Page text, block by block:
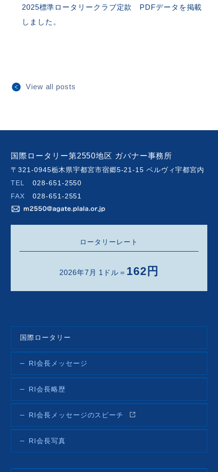
2025標準ロータリークラブ定款 PDFデータを掲載
しました。
View all posts
国際ロータリー第2550地区 ガバナー事務所
〒321-0945栃木県宇都宮市宿郷5-21-15 ベルヴィ宇都宮内
TEL
028-651-2550
FAX
028-651-2551
ロータリーレート
2026年7月 1ドル＝ 162円
国際ロータリー
RI会長メッセージ
RI会長略歴
RI会長メッセージのスピーチ
RI会長写真